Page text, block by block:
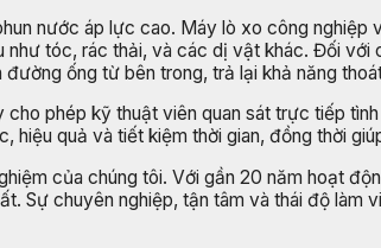
nước áp lực cao. Máy lò xo công
tóc, rác thải, và các dị vật khác. Đối với
ống từ bên trong, trả lại khả năng
phép kỹ thuật viên quan sát trực tiếp
hiệu quả và tiết kiệm thời gian, đồng thời
của chúng tôi. Với gần 20 năm hoạt
Sự chuyên nghiệp, tận tâm và thái độ